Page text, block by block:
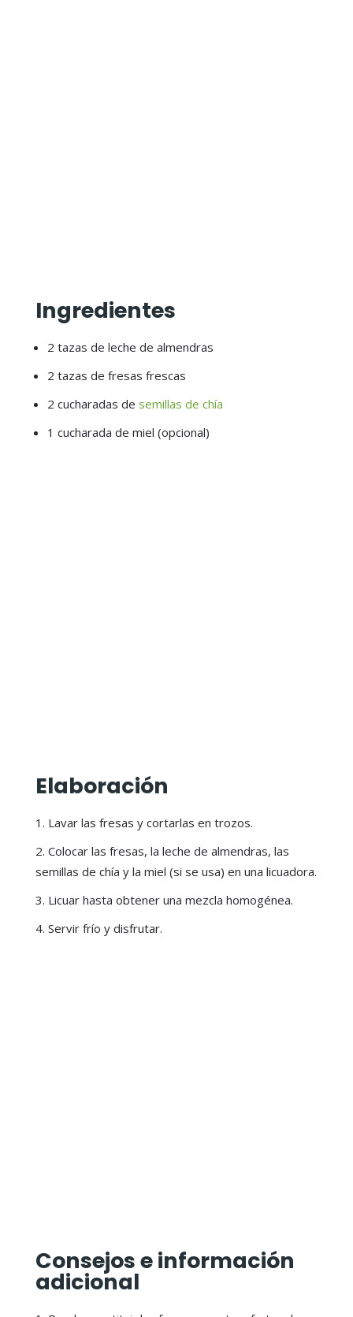
Ingredientes
2 tazas de leche de almendras
2 tazas de fresas frescas
2 cucharadas de semillas de chía
1 cucharada de miel (opcional)
Elaboración
Lavar las fresas y cortarlas en trozos.
Colocar las fresas, la leche de almendras, las
semillas de chía y la miel (si se usa) en una licuadora.
Licuar hasta obtener una mezcla homogénea.
Servir frío y disfrutar.
Consejos e información
adicional